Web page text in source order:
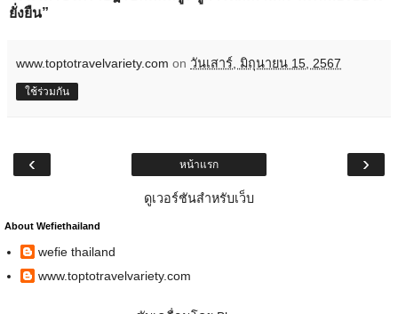
ยั่งยืน”
www.toptotravelvariety.com on วันเสาร์, มิถุนายน 15, 2567
ใช้ร่วมกัน
‹ ›
หน้าแรก
ดูเวอร์ชันสำหรับเว็บ
About Wefiethailand
wefie thailand
www.toptotravelvariety.com